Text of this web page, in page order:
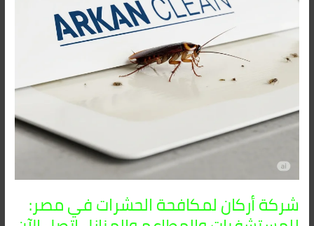
شركة أركان لمكافحة الحشرات في مصر:
والمنازل
اتصل
الآن
01091560420